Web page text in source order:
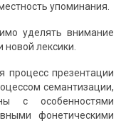
упоминания.
уделять внимание
лексики.
процесс презентации
семантизации,
с особенностями
фонетическими